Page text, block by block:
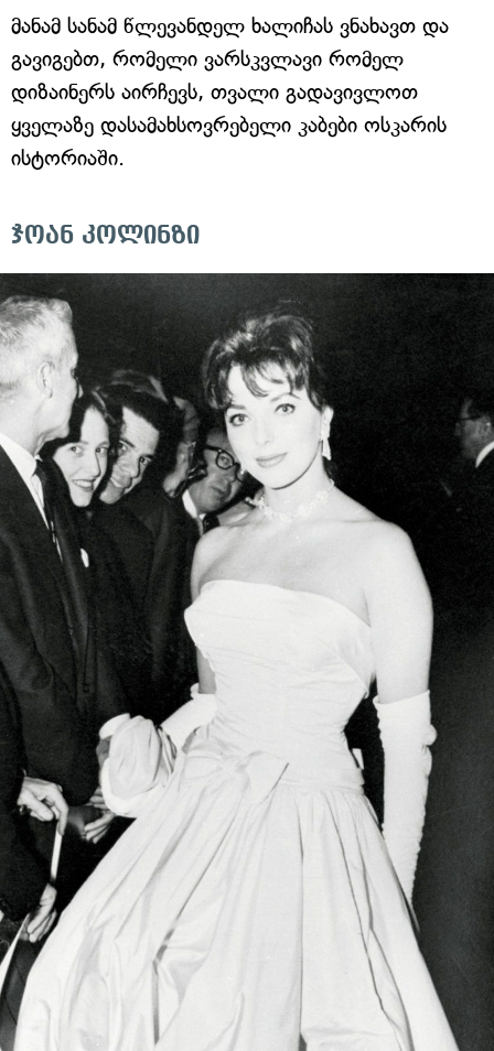
მანამ სანამ წლევანდელ ხალიჩას ვნახავთ და
გავიგებთ, რომელი ვარსკვლავი რომელ
დიზაინერს აირჩევს, თვალი გადავივლოთ
ყველაზე დასამახსოვრებელი კაბები ოსკარის
ისტორიაში.
ჯოან კოლინზი